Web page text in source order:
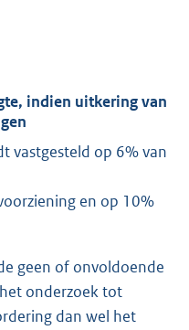
indien uitkering van
vastgesteld op 6% van
en op 10%
geen of onvoldoende
onderzoek tot
dan wel het